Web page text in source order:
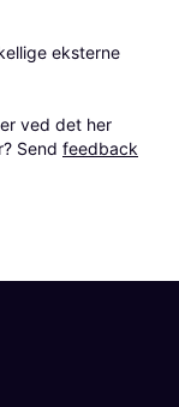
eksterne
ved det her
Send feedback